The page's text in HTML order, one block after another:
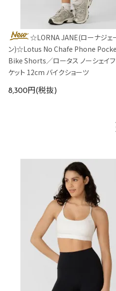
☆LORNA JANE(ローナジェ
ン)☆Lotus No Chafe Phone
Bike Shorts／ロータス ノーシェイフ
ケット 12cm バイクショーツ
8,300円(税抜)